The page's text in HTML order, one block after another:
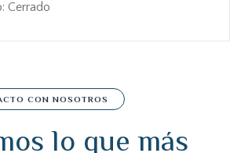
Cerrado
CON NOSOTROS
lo que más